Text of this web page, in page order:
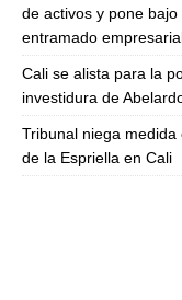
de activos y pone
entramado
Cali se alista para la
investidura de
Tribunal niega
de la Espriella en Cali